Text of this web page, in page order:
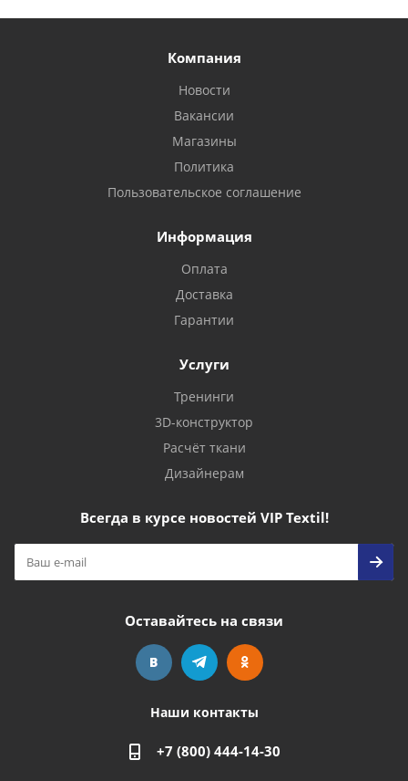
Компания
Новости
Вакансии
Магазины
Политика
Пользовательское соглашение
Информация
Оплата
Доставка
Гарантии
Услуги
Тренинги
3D-конструктор
Расчёт ткани
Дизайнерам
Всегда в курсе новостей VIP Textil!
Оставайтесь на связи
Наши контакты
+7 (800) 444-14-30